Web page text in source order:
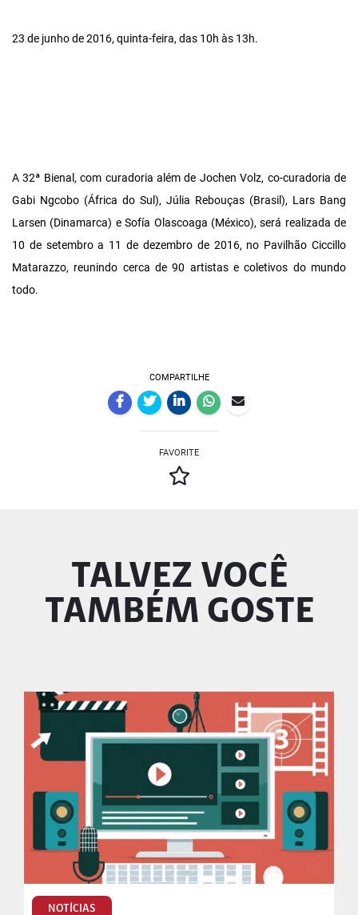
23 de junho de 2016, quinta-feira, das 10h às 13h.
A 32ª Bienal, com curadoria além de Jochen Volz, co-curadoria de
Gabi Ngcobo (África do Sul), Júlia Rebouças (Brasil), Lars Bang
Larsen (Dinamarca) e Sofía Olascoaga (México), será realizada de
10 de setembro a 11 de dezembro de 2016, no Pavilhão Ciccillo
Matarazzo, reunindo cerca de 90 artistas e coletivos do mundo
todo.
COMPARTILHE
FAVORITE
TALVEZ VOCÊ
TAMBÉM GOSTE
NOTÍCIAS